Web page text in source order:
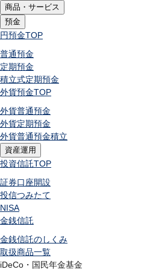
商品・サービス
預金
円預金TOP
普通預金
定期預金
積立式定期預金
外貨預金TOP
外貨普通預金
外貨定期預金
外貨普通預金積立
資産運用
投資信託TOP
証券口座開設
投信つみたて
NISA
金銭信託
金銭信託のしくみ
取扱商品一覧
iDeCo・国民年金基金